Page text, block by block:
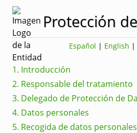
Protección
Español | English |
1. Introducción
2. Responsable del tratamiento
3. Delegado de Protección de
4. Datos personales
5. Recogida de datos